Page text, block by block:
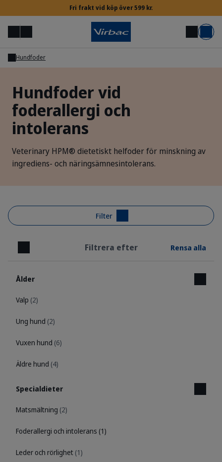
Fri frakt vid köp över 599 kr.
MenySök Mitt konto Varukorg
Behöver du hjälp?
Hundfoder
Hundfoder vid
foderallergi och
intolerans
Veterinary HPM® dietetiskt helfoder för minskning av
ingrediens- och näringsämnesintolerans.
Filter
Stäng Filtrera efter Rensa alla
Ålder
Valp (2)
Ung hund (2)
Vuxen hund (6)
Äldre hund (4)
Specialdieter
Matsmältning (2)
Foderallergi och intolerans (1)
Leder och rörlighet (1)